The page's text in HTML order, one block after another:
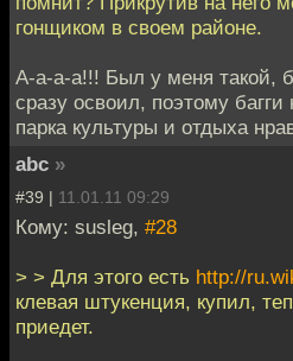
гонщиком в своем районе.
А-а-а-а!!! Был у меня такой,
сразу освоил, поэтому
парка культуры и отдыха
abc »
#39 | 11.01.11 09:29
Кому: susleg, #28
> > Для этого есть http://
клевая штукенция, купил,
приедет.